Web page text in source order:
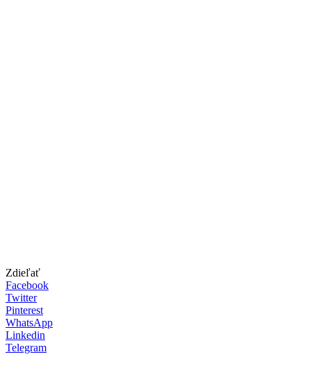
Zdieľať
Facebook
Twitter
Pinterest
WhatsApp
Linkedin
Telegram